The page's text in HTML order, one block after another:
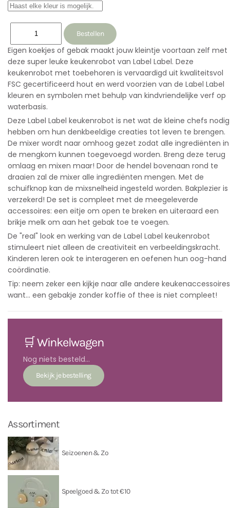
Eigen koekjes of gebak maakt jouw kleintje voortaan zelf met
deze super leuke keukenrobot van Label Label. Deze
keukenrobot met toebehoren is vervaardigd uit kwaliteitsvol
FSC gecertificeerd hout en werd voorzien van de Label Label
kleuren en symbolen met behulp van kindvriendelijke verf op
waterbasis.
Deze Label Label keukenrobot is net wat de kleine chefs nodig
hebben om hun denkbeeldige creaties tot leven te brengen.
De mixer wordt naar omhoog gezet zodat alle ingrediënten in
de mengkom kunnen toegevoegd worden. Breng deze terug
omlaag en mixen maar! Door de hendel bovenaan rond te
draaien zal de mixer alle ingrediënten mengen. Met de
schuifknop kan de mixsnelheid ingesteld worden. Bakplezier is
verzekerd! De set is compleet met de meegeleverde
accessoires: een eitje om open te breken en uiteraard een
brikje melk om aan het gebak toe te voegen.
De "real" look en werking van de Label Label keukenrobot
stimuleert niet alleen de creativiteit en verbeeldingskracht.
Kinderen leren ook te interageren en oefenen hun oog-hand
coördinatie.
Tip: neem zeker een kijkje naar alle andere
want... een gebakje zonder koffie of thee is niet compleet!
🛒 Winkelwagen
Nog niets besteld...
Assortiment
Seizoenen & Zo
Speelgoed & Zo tot €10